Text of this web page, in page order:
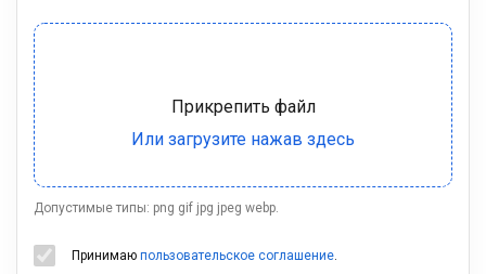
Допустимые типы: png gif jpg jpeg webp.
Принимаю пользовательское соглашение.